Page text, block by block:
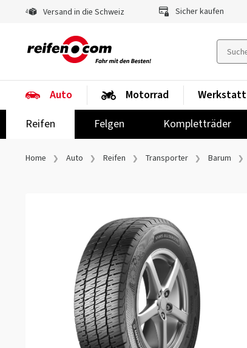
Versand in die Schweiz Sicher kaufen
Auto
Reifen
Felgen Kompletträder
Motorrad Werkstatt
Home Auto Reifen Transporter Barum